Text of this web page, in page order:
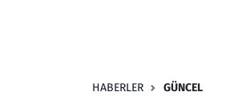
HABERLER GÜNCEL